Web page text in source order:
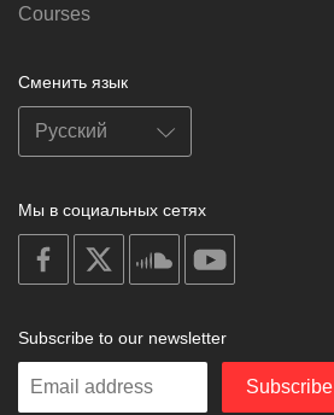
Courses
Сменить язык
Мы в социальных сетях
on
facebook
soundcloud
Subscribe to our newsletter
Enter
Subscribe